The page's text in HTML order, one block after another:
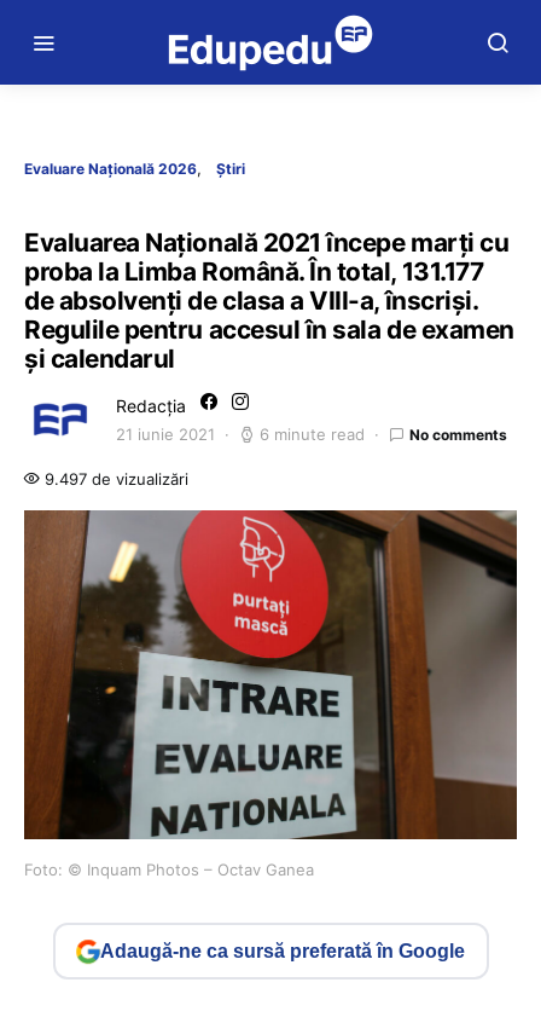
Evaluare Națională 2026 Știri
Evaluarea Națională 2021 începe marți cu
proba la Limba Română. În total, 131.177
de absolvenți de clasa a VIII-a, înscriși.
Regulile pentru accesul în sala de examen
și calendarul
Redacția
21 iunie 2021 6 minute read No comments
9.497 de vizualizări
Foto: © Inquam Photos – Octav Ganea
Adaugă-ne ca sursă preferată în Google